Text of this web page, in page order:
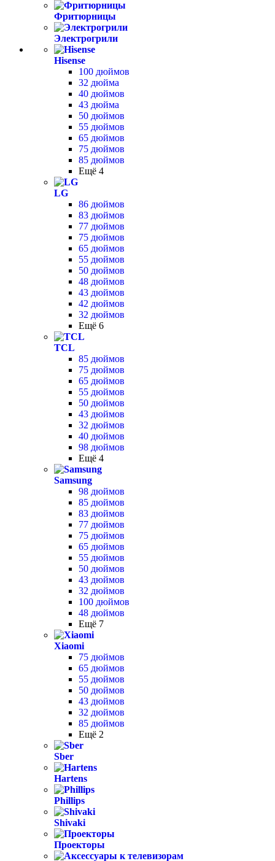
Фритюрницы
Электрогрили
Hisense
100 дюймов
32 дюйма
40 дюймов
43 дюйма
50 дюймов
55 дюймов
65 дюймов
75 дюймов
85 дюймов
Ещё 4
LG
86 дюймов
83 дюймов
77 дюймов
75 дюймов
65 дюймов
55 дюймов
50 дюймов
48 дюймов
43 дюймов
42 дюймов
32 дюймов
Ещё 6
TCL
85 дюймов
75 дюймов
65 дюймов
55 дюймов
50 дюймов
43 дюймов
32 дюймов
40 дюймов
98 дюймов
Ещё 4
Samsung
98 дюймов
85 дюймов
83 дюймов
77 дюймов
75 дюймов
65 дюймов
55 дюймов
50 дюймов
43 дюймов
32 дюймов
100 дюймов
48 дюймов
Ещё 7
Xiaomi
75 дюймов
65 дюймов
55 дюймов
50 дюймов
43 дюймов
32 дюймов
85 дюймов
Ещё 2
Sber
Hartens
Phillips
Shivaki
Проекторы